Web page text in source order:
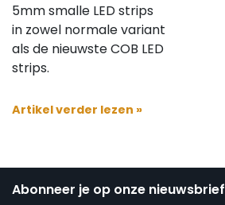
5mm smalle LED strips
in zowel normale variant
als de nieuwste COB LED
strips.
Artikel verder lezen »
Abonneer je op onze nieuwsbrief